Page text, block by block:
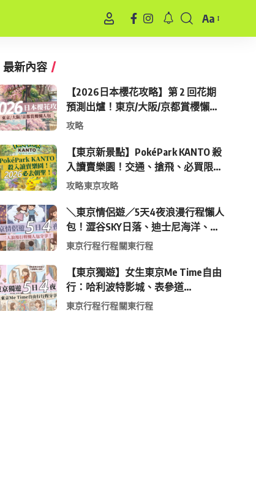
Font
Aa
最新內容
【2026日本櫻花攻略】第 2 回花期
預測出爐！東京/大阪/京都賞櫻懶人
包 (附最新時間表)
攻略
【東京新景點】PokéPark KANTO 殺
入讀賣樂園！交通、搶飛、必買限定
周邊全攻略
攻略東京攻略
＼東京情侶遊／5天4夜浪漫行程懶人
包！澀谷SKY日落、迪士尼海洋、中
目黑高質感咖啡廳全收錄
東京行程行程關東行程
【東京獨遊】女生東京Me Time自由
行：哈利波特影城、表參道
Shopping 與下北澤尋寶5日4夜慢活
東京行程行程關東行程